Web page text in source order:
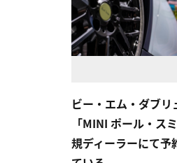
ビー・エム・ダブ
「MINI ポール・ス
規ディーラーにて